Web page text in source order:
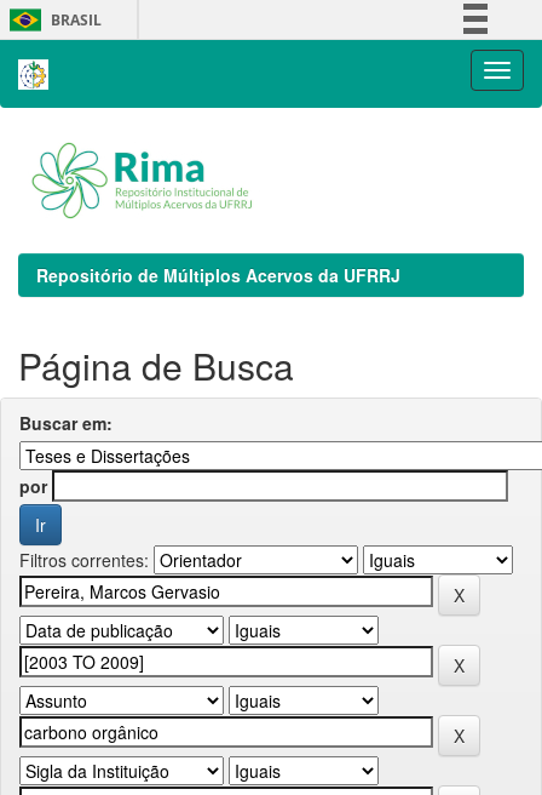
Skip
navigation
BRASIL
Repositório de Múltiplos Acervos da UFRRJ
Página de Busca
Buscar em:
por
Filtros correntes: